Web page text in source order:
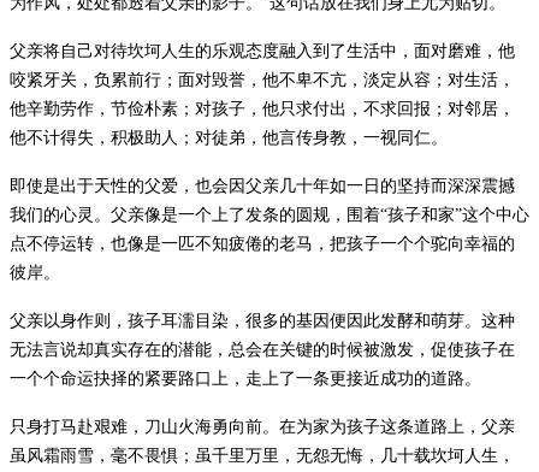
父亲将自己对待坎坷人生的乐观态度融入到了生活中，面对磨难，他
咬紧牙关，负累前行；面对毁誉，他不卑不亢，淡定从容；对生活，
他辛勤劳作，节俭朴素；对孩子，他只求付出，不求回报；对邻居，
他不计得失，积极助人；对徒弟，他言传身教，一视同仁。
即使是出于天性的父爱，也会因父亲几十年如一日的坚持而深深震撼
我们的心灵。父亲像是一个上了发条的圆规，围着“孩子和家”这个中心
点不停运转，也像是一匹不知疲倦的老马，把孩子一个个驼向幸福的
彼岸。
父亲以身作则，孩子耳濡目染，很多的基因便因此发酵和萌芽。这种
无法言说却真实存在的潜能，总会在关键的时候被激发，促使孩子在
一个个命运抉择的紧要路口上，走上了一条更接近成功的道路。
只身打马赴艰难，刀山火海勇向前。在为家为孩子这条道路上，父亲
虽风霜雨雪，毫不畏惧；虽千里万里，无怨无悔，几十载坎坷人生，